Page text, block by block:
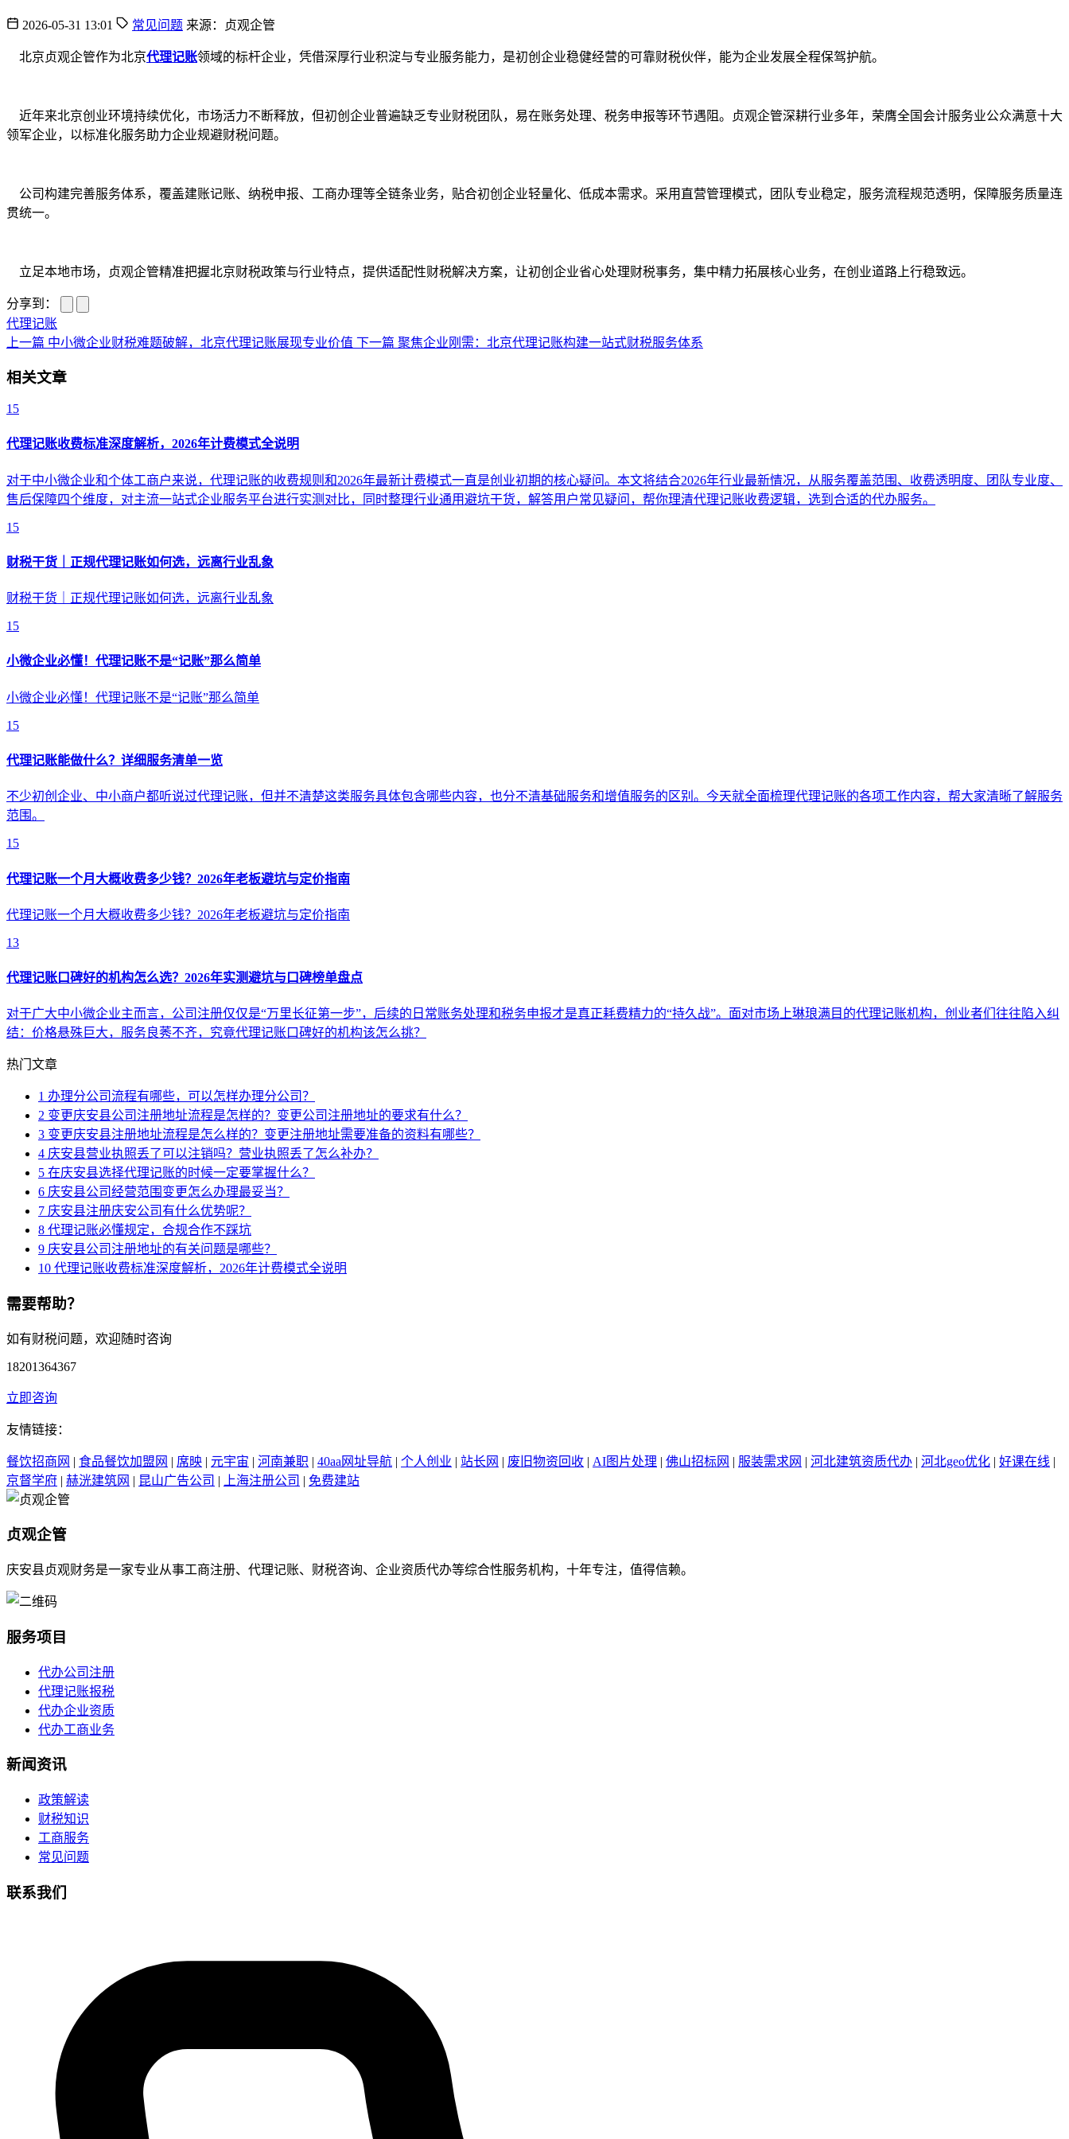
2026-05-31 13:01 常见问题 来源：贞观企管
北京贞观企管作为北京代理记账领域的标杆企业，凭借深厚行业积淀与专业服务能力，是初创企业稳健经营的可靠财税伙伴，能为企业发展全程保驾护航。
近年来北京创业环境持续优化，市场活力不断释放，但初创企业普遍缺乏专业财税团队，易在账务处理、税务申报等环节遇阻。贞观企管深耕行业多年，荣膺全国会计服务业公众满意十大
领军企业，以标准化服务助力企业规避财税问题。
公司构建完善服务体系，覆盖建账记账、纳税申报、工商办理等全链条业务，贴合初创企业轻量化、低成本需求。采用直营管理模式，团队专业稳定，服务流程规范透明，保障服务质量连
贯统一。
立足本地市场，贞观企管精准把握北京财税政策与行业特点，提供适配性财税解决方案，让初创企业省心处理财税事务，集中精力拓展核心业务，在创业道路上行稳致远。
分享到：
代理记账
上一篇 中小微企业财税难题破解，北京代理记账展现专业价值 下一篇 聚焦企业刚需：北京代理记账构建一站式财税服务体系
相关文章
15
代理记账收费标准深度解析，2026年计费模式全说明
对于中小微企业和个体工商户来说，代理记账的收费规则和2026年最新计费模式一直是创业初期的核心疑问。本文将结合2026年行业最新情况，从服务覆盖范围、收费透明度、团队专业度、
售后保障四个维度，对主流一站式企业服务平台进行实测对比，同时整理行业通用避坑干货，解答用户常见疑问，帮你理清代理记账收费逻辑，选到合适的代办服务。
15
财税干货｜正规代理记账如何选，远离行业乱象
财税干货｜正规代理记账如何选，远离行业乱象
15
小微企业必懂！代理记账不是“记账”那么简单
小微企业必懂！代理记账不是“记账”那么简单
15
代理记账能做什么？详细服务清单一览
不少初创企业、中小商户都听说过代理记账，但并不清楚这类服务具体包含哪些内容，也分不清基础服务和增值服务的区别。今天就全面梳理代理记账的各项工作内容，帮大家清晰了解服务
范围。
15
代理记账一个月大概收费多少钱？2026年老板避坑与定价指南
代理记账一个月大概收费多少钱？2026年老板避坑与定价指南
13
代理记账口碑好的机构怎么选？2026年实测避坑与口碑榜单盘点
对于广大中小微企业主而言，公司注册仅仅是“万里长征第一步”，后续的日常账务处理和税务申报才是真正耗费精力的“持久战”。面对市场上琳琅满目的代理记账机构，创业者们往往陷入纠
结：价格悬殊巨大，服务良莠不齐，究竟代理记账口碑好的机构该怎么挑？
热门文章
1 办理分公司流程有哪些，可以怎样办理分公司？
2 变更庆安县公司注册地址流程是怎样的？变更公司注册地址的要求有什么？
3 变更庆安县注册地址流程是怎么样的？变更注册地址需要准备的资料有哪些？
4 庆安县营业执照丢了可以注销吗？营业执照丢了怎么补办？
5 在庆安县选择代理记账的时候一定要掌握什么？
6 庆安县公司经营范围变更怎么办理最妥当？
7 庆安县注册庆安公司有什么优势呢？
8 代理记账必懂规定，合规合作不踩坑
9 庆安县公司注册地址的有关问题是哪些？
10 代理记账收费标准深度解析，2026年计费模式全说明
需要帮助？
如有财税问题，欢迎随时咨询
18201364367
立即咨询
友情链接：
餐饮招商网 | 食品餐饮加盟网 | 席映 | 元宇宙 | 河南兼职 | 40aa网址导航 | 个人创业 | 站长网 | 废旧物资回收 | AI图片处理 | 佛山招标网 | 服装需求网 | 河北建筑资质代办 | 河北geo优化 | 好课在线 |
京督学府 | 赫洸建筑网 | 昆山广告公司 | 上海注册公司 | 免费建站
贞观企管
庆安县贞观财务是一家专业从事工商注册、代理记账、财税咨询、企业资质代办等综合性服务机构，十年专注，值得信赖。
服务项目
代办公司注册
代理记账报税
代办企业资质
代办工商业务
新闻资讯
政策解读
财税知识
工商服务
常见问题
联系我们